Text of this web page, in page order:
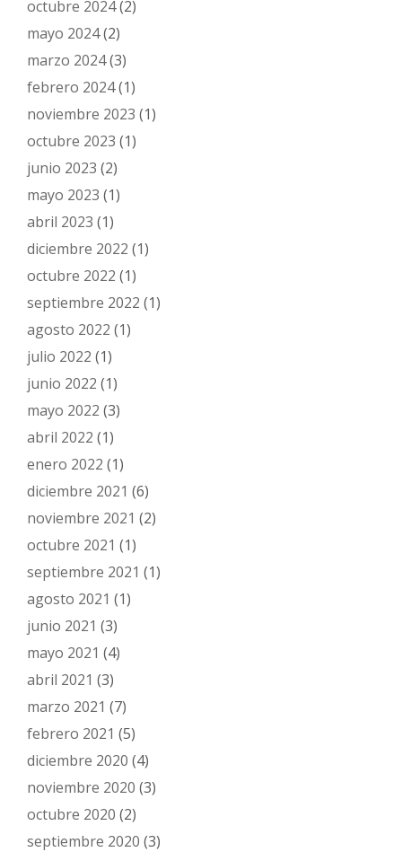
octubre 2024(2)
mayo 2024(2)
marzo 2024(3)
febrero 2024(1)
noviembre 2023 (1)
octubre 2023 (1)
junio 2023 (2)
mayo 2023 (1)
abril 2023 (1)
diciembre 2022 (1)
octubre 2022 (1)
septiembre 2022 (1)
agosto 2022 (1)
julio 2022 (1)
junio 2022 (1)
mayo 2022 (3)
abril 2022 (1)
enero 2022 (1)
diciembre 2021 (6)
noviembre 2021 (2)
octubre 2021 (1)
septiembre 2021 (1)
agosto 2021 (1)
junio 2021 (3)
mayo 2021 (4)
abril 2021 (3)
marzo 2021 (7)
febrero 2021 (5)
diciembre 2020 (4)
noviembre 2020 (3)
octubre 2020 (2)
septiembre 2020 (3)